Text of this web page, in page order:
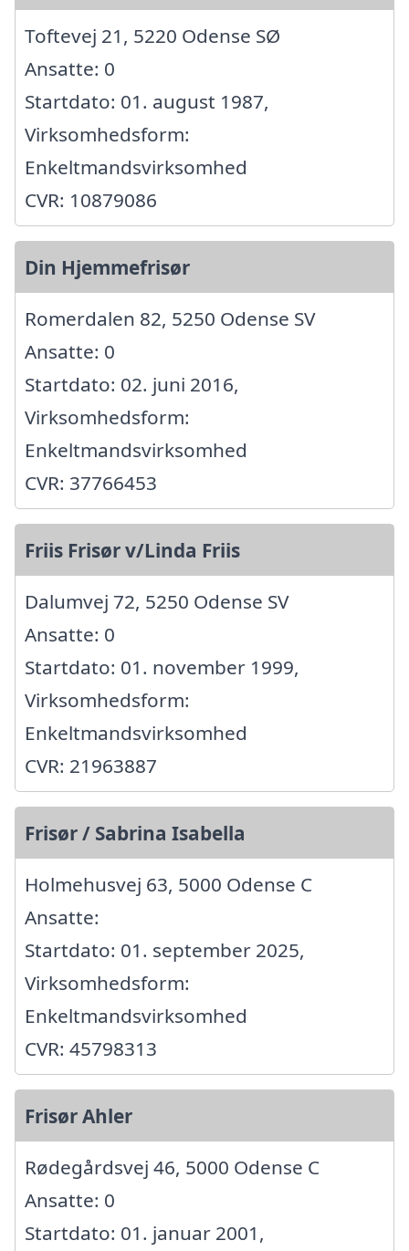
Toftevej 21, 5220 Odense SØ
Ansatte: 0
Startdato: 01. august 1987,
Virksomhedsform:
Enkeltmandsvirksomhed
CVR: 10879086
Din Hjemmefrisør
Romerdalen 82, 5250 Odense SV
Ansatte: 0
Startdato: 02. juni 2016,
Virksomhedsform:
Enkeltmandsvirksomhed
CVR: 37766453
Friis Frisør v/Linda Friis
Dalumvej 72, 5250 Odense SV
Ansatte: 0
Startdato: 01. november 1999,
Virksomhedsform:
Enkeltmandsvirksomhed
CVR: 21963887
Frisør / Sabrina Isabella
Holmehusvej 63, 5000 Odense C
Ansatte:
Startdato: 01. september 2025,
Virksomhedsform:
Enkeltmandsvirksomhed
CVR: 45798313
Frisør Ahler
Rødegårdsvej 46, 5000 Odense C
Ansatte: 0
Startdato: 01. januar 2001,